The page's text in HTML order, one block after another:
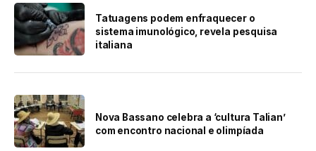
Tatuagens podem enfraquecer o
sistema imunológico, revela pesquisa
italiana
Nova Bassano celebra a ‘cultura Talian’
com encontro nacional e olimpíada